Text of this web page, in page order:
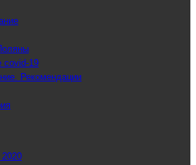
covid-19
Рекомендации